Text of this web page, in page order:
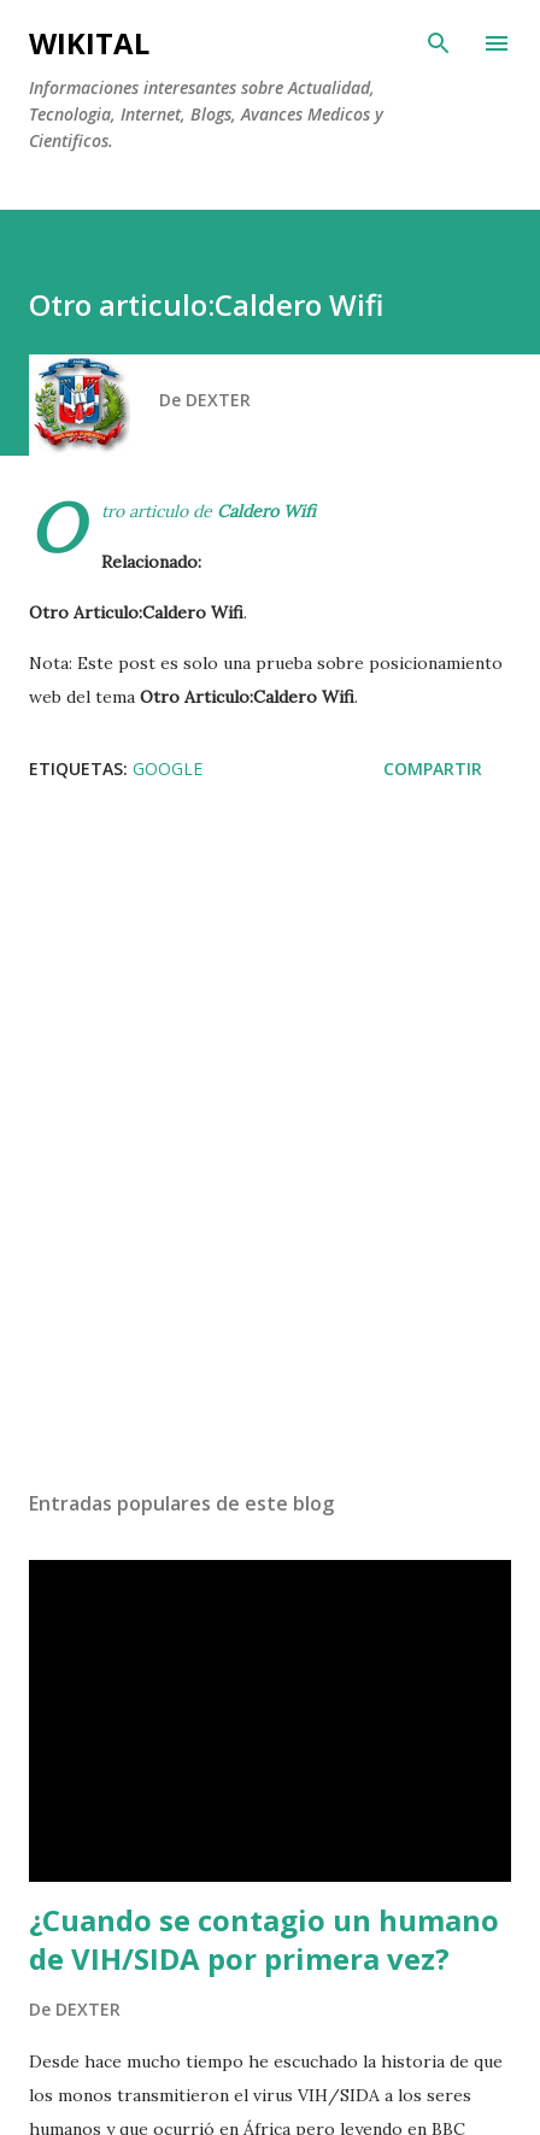
WIKITAL
Informaciones interesantes sobre Actualidad,
Tecnologia, Internet, Blogs, Avances Medicos y
Cientificos.
Otro articulo:Caldero Wifi
De DEXTER
O tro articulo de Caldero Wifi
Relacionado:
Otro Articulo:Caldero Wifi.
Nota: Este post es solo una prueba sobre posicionamiento
web del tema Otro Articulo:Caldero Wifi.
ETIQUETAS: GOOGLE COMPARTIR
Entradas populares de este blog
¿Cuando se contagio un humano
de VIH/SIDA por primera vez?
De DEXTER
Desde hace mucho tiempo he escuchado la historia de que
los monos transmitieron el virus VIH/SIDA a los seres
humanos y que ocurrió en África pero leyendo en BBC